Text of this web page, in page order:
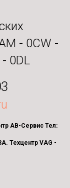
- 0CW -
0DL
АВ-Сервис Тел:
Техцентр VAG -